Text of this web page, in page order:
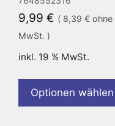
9,99 € ( 8,39 € ohne
MwSt. )
inkl. 19 % MwSt.
Optionen wählen